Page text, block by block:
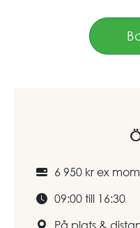
6 950 kr ex
09:00 till 16:30
På plats &